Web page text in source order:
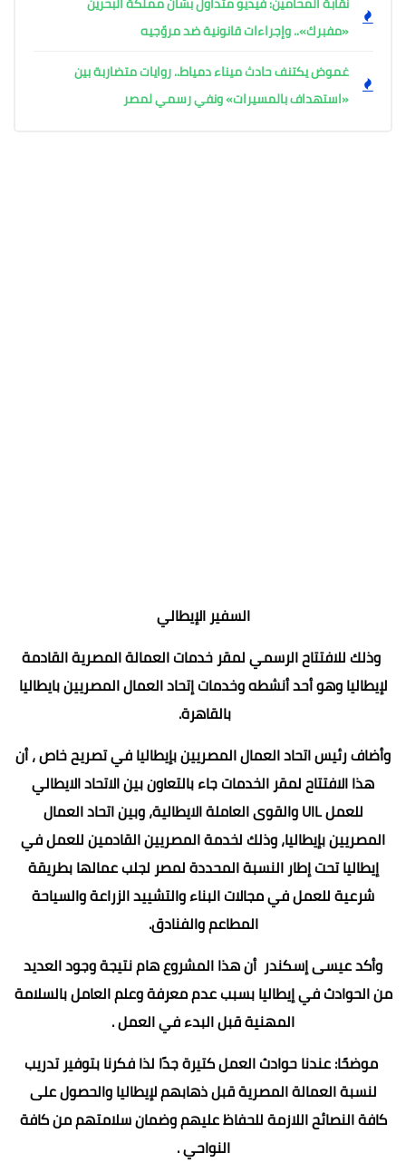
«مفبرك».. وإجراءات قانونية ضد مروّجيه
غموض يكتنف حادث ميناء دمياط.. روايات متضاربة بين
«استهداف بالمسيرات» ونفي رسمي لمصر
السفير الإيطالي
وذلك للافتتاح الرسمي لمقر خدمات العمالة المصرية القادمة
لإيطاليا وهو أحد أنشطه وخدمات إتحاد العمال المصريين بايطاليا
بالقاهرة.
وأضاف رئيس اتحاد العمال المصريين بإيطاليا في تصريح خاص ، أن
هذا الافتتاح لمقر الخدمات جاء بالتعاون بين الاتحاد الايطالي
للعمل UIL والقوى العاملة الايطالية، وبين اتحاد العمال
المصريين بإيطاليا، وذلك لخدمة المصريين القادمين للعمل في
إيطاليا تحت إطار النسبة المحددة لمصر لجلب عمالها بطريقة
شرعية للعمل في مجالات البناء والتشييد الزراعة والسياحة
المطاعم والفنادق.
وأكد عيسى إسكندر أن هذا المشروع هام نتيجة وجود العديد
من الحوادث في إيطاليا بسبب عدم معرفة وعلم العامل بالسلامة
المهنية قبل البدء في العمل .
موضحًا: عندنا حوادث العمل كتيرة جدًا لذا فكرنا بتوفير تدريب
لنسبة العمالة المصرية قبل ذهابهم لإيطاليا والحصول على
كافة النصائح اللازمة للحفاظ عليهم وضمان سلامتهم من كافة
النواحي .